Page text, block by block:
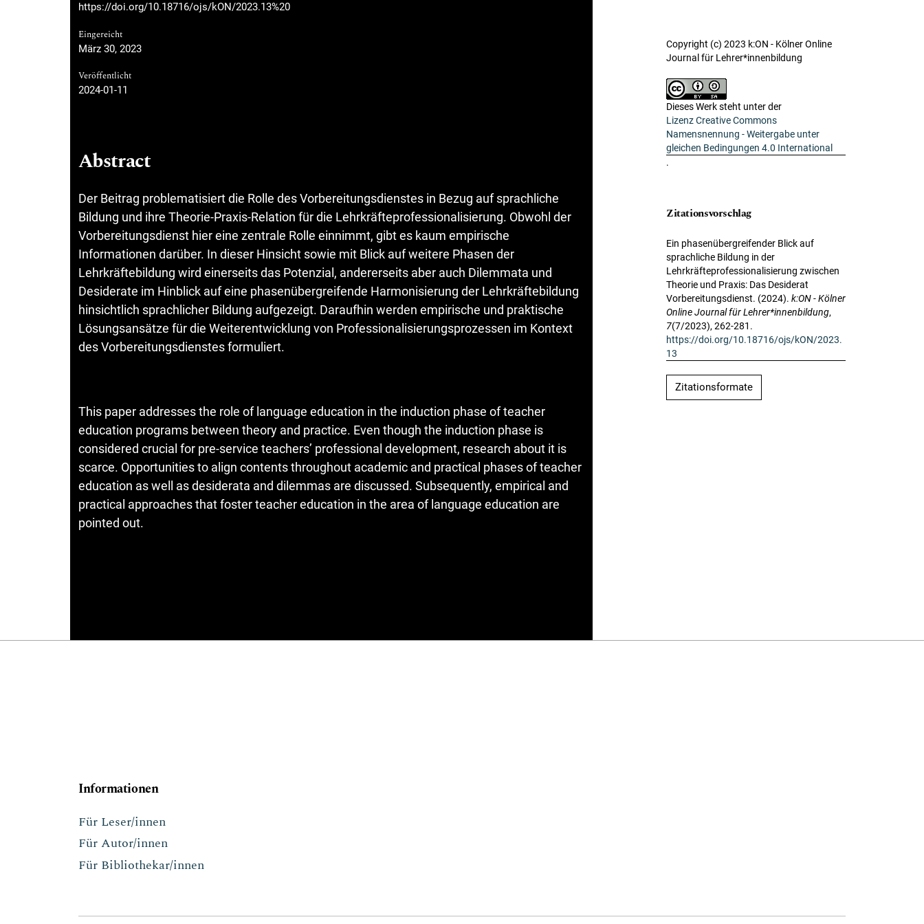
https://doi.org/10.18716/ojs/kON/2023.13%20
Eingereicht
März 30, 2023
Veröffentlicht
2024-01-11
Abstract
Der Beitrag problematisiert die Rolle des Vorbereitungsdienstes in Bezug auf sprachliche
Bildung und ihre Theorie-Praxis-Relation für die Lehrkräfteprofessionalisierung. Obwohl der
Vorbereitungsdienst hier eine zentrale Rolle einnimmt, gibt es kaum empirische
Informationen darüber. In dieser Hinsicht sowie mit Blick auf weitere Phasen der
Lehrkräftebildung wird einerseits das Potenzial, andererseits aber auch Dilemmata und
Desiderate im Hinblick auf eine phasenübergreifende Harmonisierung der Lehrkräftebildung
hinsichtlich sprachlicher Bildung aufgezeigt. Daraufhin werden empirische und praktische
Lösungsansätze für die Weiterentwicklung von Professionalisierungsprozessen im Kontext
des Vorbereitungsdienstes formuliert.
This paper addresses the role of language education in the induction phase of teacher
education programs between theory and practice. Even though the induction phase is
considered crucial for pre-service teachers’ professional development, research about it is
scarce. Opportunities to align contents throughout academic and practical phases of teacher
education as well as desiderata and dilemmas are discussed. Subsequently, empirical and
practical approaches that foster teacher education in the area of language education are
pointed out.
Copyright (c) 2023 k:ON - Kölner Online
Journal für Lehrer*innenbildung
Dieses Werk steht unter der
Lizenz Creative Commons
Namensnennung - Weitergabe unter
gleichen Bedingungen 4.0 International
.
Zitationsvorschlag
Ein phasenübergreifender Blick auf
sprachliche Bildung in der
Lehrkräfteprofessionalisierung zwischen
Theorie und Praxis: Das Desiderat
Vorbereitungsdienst. (2024). k:ON - Kölner
Online Journal für Lehrer*innenbildung,
7(7/2023), 262-281.
https://doi.org/10.18716/ojs/kON/2023.
13
Zitationsformate
Informationen
Für Leser/innen
Für Autor/innen
Für Bibliothekar/innen